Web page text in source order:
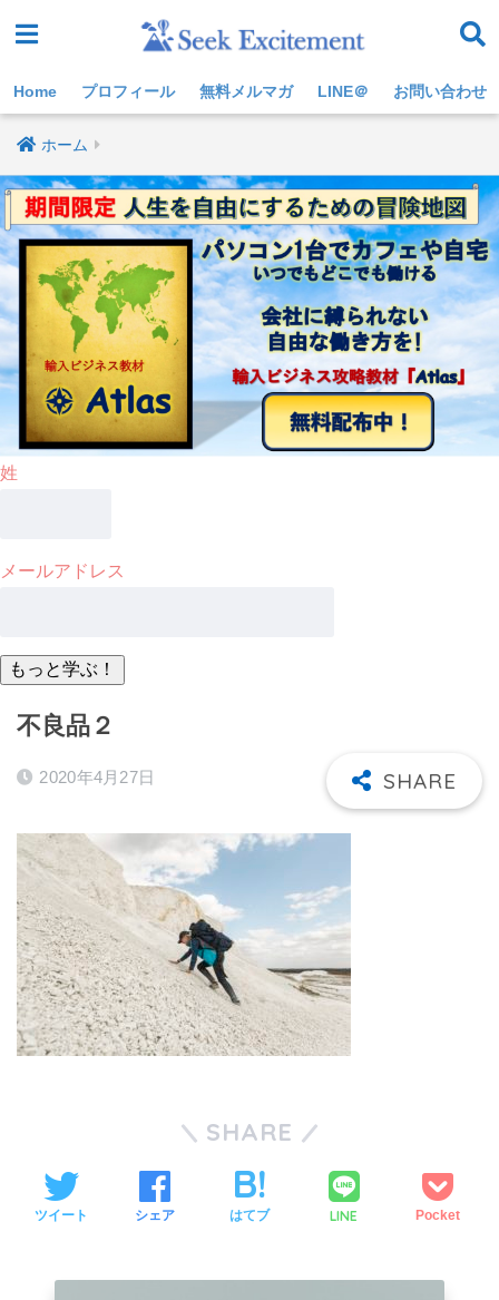
Home プロフィール 無料メルマガ LINE＠ お問い合わせ
ホーム
姓
メールアドレス
不良品２
2020年4月27日
SHARE
ツイート シェア はてブ LINE Pocket